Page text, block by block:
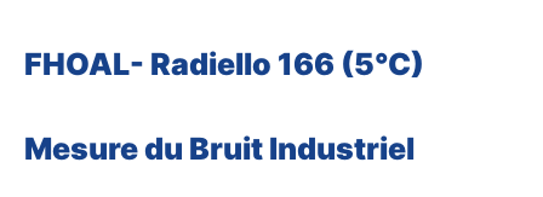
FHOAL- Radiello 166 (5°C)
Mesure du Bruit Industriel